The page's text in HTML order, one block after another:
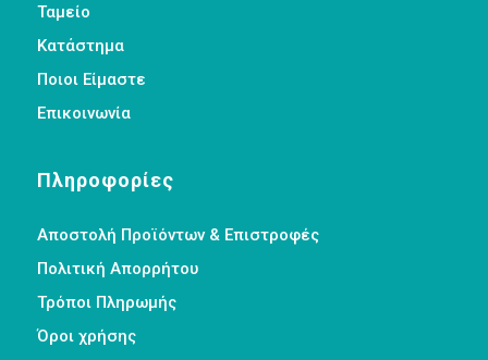
Ταμείο
Κατάστημα
Ποιοι Είμαστε
Επικοινωνία
Πληροφορίες
Αποστολή Προϊόντων & Επιστροφές
Πολιτική Απορρήτου
Τρόποι Πληρωμής
Όροι χρήσης